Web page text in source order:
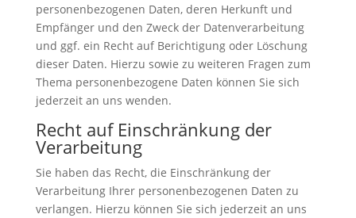
personenbezogenen Daten, deren Herkunft und
Empfänger und den Zweck der Datenverarbeitung
und ggf. ein Recht auf Berichtigung oder Löschung
dieser Daten. Hierzu sowie zu weiteren Fragen zum
Thema personenbezogene Daten können Sie sich
jederzeit an uns wenden.
Recht auf Einschränkung der
Verarbeitung
Sie haben das Recht, die Einschränkung der
Verarbeitung Ihrer personenbezogenen Daten zu
verlangen. Hierzu können Sie sich jederzeit an uns